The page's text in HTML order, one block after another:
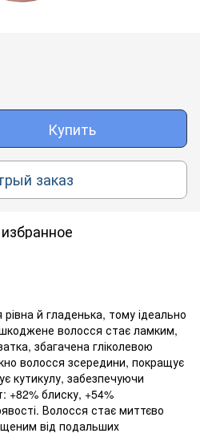
Купить
заказ
й гладенька, тому ідеально
волосся стає ламким,
збагачена гліколевою
волосся зсередини, покращує
кутикулу, забезпечуючи
+82% блиску, +54%
Волосся стає миттєво
від подальших